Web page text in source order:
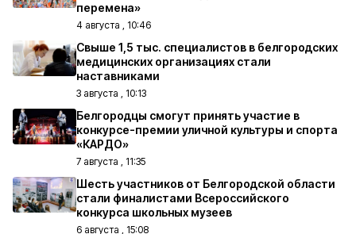
перемена»
4 августа , 10:46
Свыше 1,5 тыс. специалистов в белгородских
медицинских организациях стали
наставниками
3 августа , 10:13
Белгородцы смогут принять участие в
конкурсе-премии уличной культуры и спорта
«КАРДО»
7 августа , 11:35
Шесть участников от Белгородской области
стали финалистами Всероссийского
конкурса школьных музеев
6 августа , 15:08